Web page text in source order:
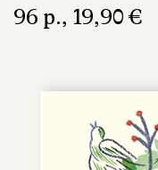
96 p., 19,90 €